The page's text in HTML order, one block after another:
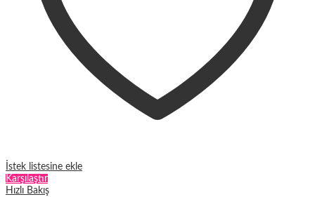
İstek listesine ekle
Karşılaştır
Hızlı Bakış